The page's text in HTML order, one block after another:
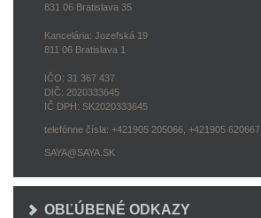
831 06 Bratislava 35
Kancelária: Jozefská 19
811 06 Bratislava 1
IČO: 31 367 437
DIČ: 2020333645
IČ DPH: SK2020333645
telefónne čísla: +421905 205066, +421905 620667
SAYA@SAYA.SK
OBĽÚBENÉ ODKAZY